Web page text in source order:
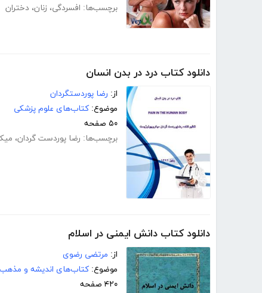
برچسب‌ها: افسردگی، زنان، دختران
دانلود کتاب درد در بدن انسان
از: رضا پوردستگردان
موضوع: کتاب‌های علوم پزشکی
۵۰ صفحه
برچسب‌ها: رضا پوردست گردان،
دانلود کتاب دانش ایمنی در اسلام
از: مرتضی رضوی
موضوع: کتاب‌های اندیشه و مذهب
۴۲۰ صفحه